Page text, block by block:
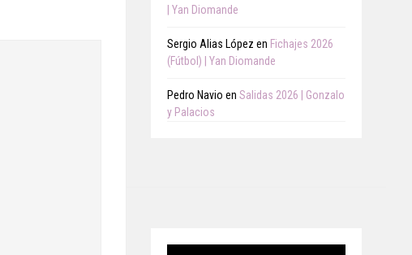
| Yan Diomande
Sergio Alias López en Fichajes 2026
(Fútbol) | Yan Diomande
Pedro Navio en Salidas 2026 | Gonzalo
y Palacios